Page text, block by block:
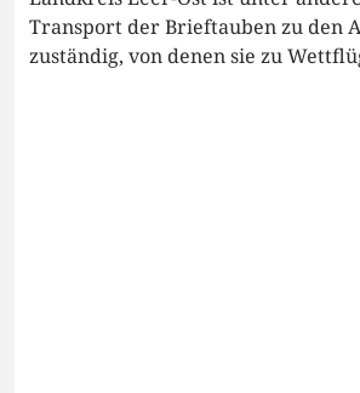
Transport der Brieftauben zu den
zuständig, von denen sie zu